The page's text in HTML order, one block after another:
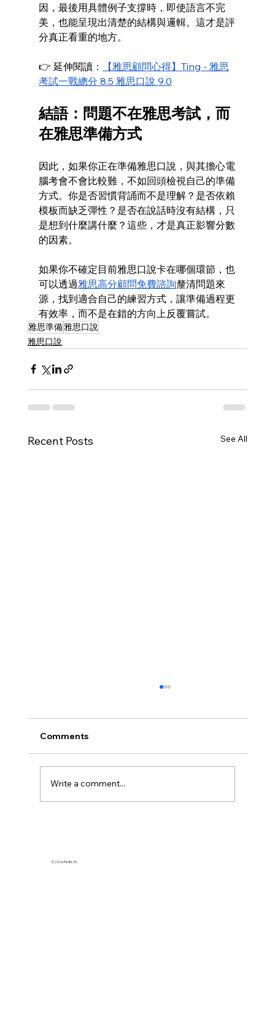
因，最後用具體例子支撐時，即使語言不完
美，也能呈現出清楚的結構與邏輯。這才是評
分真正看重的地方。
👉 延伸閱讀：
【雅思顧問心得】Ting - 雅思
考試一戰總分 8.5 雅思口說 9.0
結語：問題不在雅思考試，而
在雅思準備方式
因此，如果你正在準備雅思口說，與其擔心電
腦考會不會比較難，不如回頭檢視自己的準備
方式。你是否習慣背誦而不是理解？是否依賴
模板而缺乏彈性？是否在說話時沒有結構，只
是想到什麼講什麼？這些，才是真正影響分數
的因素。
如果你不確定目前雅思口說卡在哪個環節，也
可以透過雅思高分顧問免費諮詢釐清問題來
源，找到適合自己的練習方式，讓準備過程更
有效率，而不是在錯的方向上反覆嘗試。
雅思準備雅思口說
雅思口說
Recent Posts See All
Comments
Write a comment...
© 2026 Pin IELTS